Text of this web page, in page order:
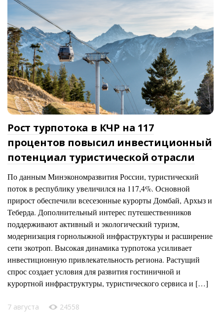
Рост турпотока в КЧР на 117
процентов повысил инвестиционный
потенциал туристической отрасли
По данным Минэкономразвития России, туристический
поток в республику увеличился на 117,4%. Основной
прирост обеспечили всесезонные курорты Домбай, Архыз и
Теберда. Дополнительный интерес путешественников
поддерживают активный и экологический туризм,
модернизация горнолыжной инфраструктуры и расширение
сети экотроп. Высокая динамика турпотока усиливает
инвестиционную привлекательность региона. Растущий
спрос создает условия для развития гостиничной и
курортной инфраструктуры, туристического сервиса и […]
7 августа 24558